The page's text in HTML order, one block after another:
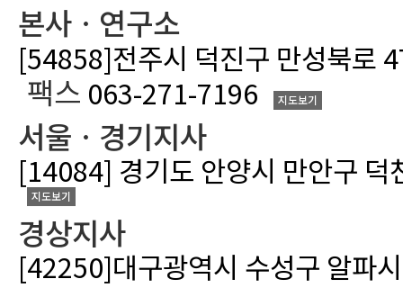
본사ㆍ연구소
[54858]전주시 덕진구 만성북로
팩스 063-271-7196 지도보기
서울ㆍ경기지사
[14084] 경기도 안양시 만안구
지도보기
경상지사
[42250]대구광역시 수성구 알파